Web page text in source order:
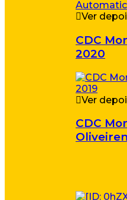
Ver
CDC
2020
Ver
CDC